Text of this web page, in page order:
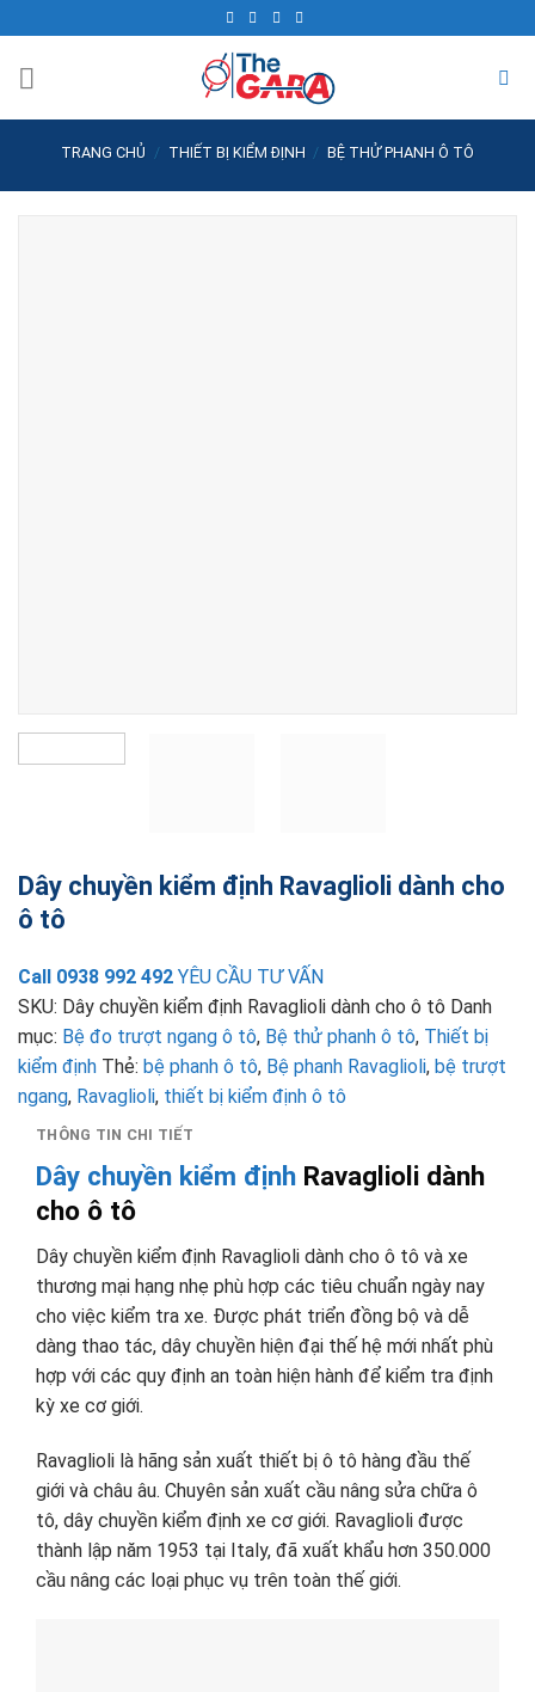
to
content
TRANG CHỦ / THIẾT BỊ KIỂM ĐỊNH / BỆ THỬ PHANH Ô TÔ
Dây chuyền kiểm định Ravaglioli dành cho
ô tô
Call 0938 992 492 YÊU CẦU TƯ VẤN
SKU: Dây chuyền kiểm định Ravaglioli dành cho ô tô Danh
mục: Bệ đo trượt ngang ô tô, Bệ thử phanh ô tô, Thiết bị
kiểm định Thẻ: bệ phanh ô tô, Bệ phanh Ravaglioli, bệ trượt
ngang, Ravaglioli, thiết bị kiểm định ô tô
THÔNG TIN CHI TIẾT
Dây chuyền kiểm định Ravaglioli dành
cho ô tô
Dây chuyền kiểm định Ravaglioli dành cho ô tô và xe
thương mại hạng nhẹ phù hợp các tiêu chuẩn ngày nay
cho việc kiểm tra xe. Được phát triển đồng bộ và dễ
dàng thao tác, dây chuyền hiện đại thế hệ mới nhất phù
hợp với các quy định an toàn hiện hành để kiểm tra định
kỳ xe cơ giới.
Ravaglioli là hãng sản xuất thiết bị ô tô hàng đầu thế
giới và châu âu. Chuyên sản xuất cầu nâng sửa chữa ô
tô, dây chuyền kiểm định xe cơ giới. Ravaglioli được
thành lập năm 1953 tại Italy, đã xuất khẩu hơn 350.000
cầu nâng các loại phục vụ trên toàn thế giới.